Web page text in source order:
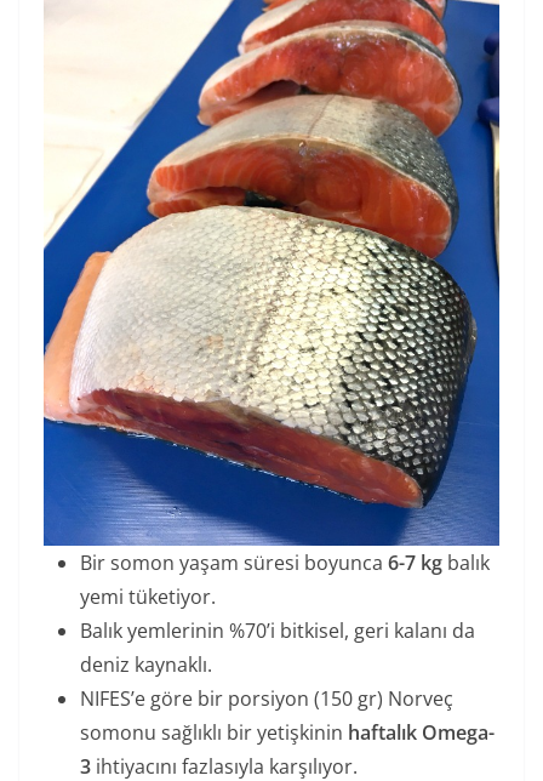
Bir somon yaşam süresi boyunca 6-7 kg balık
yemi tüketiyor.
Balık yemlerinin %70’i bitkisel, geri kalanı da
deniz kaynaklı.
NIFES’e göre bir porsiyon (150 gr) Norveç
somonu sağlıklı bir yetişkinin haftalık Omega-
3 ihtiyacını fazlasıyla karşılıyor.